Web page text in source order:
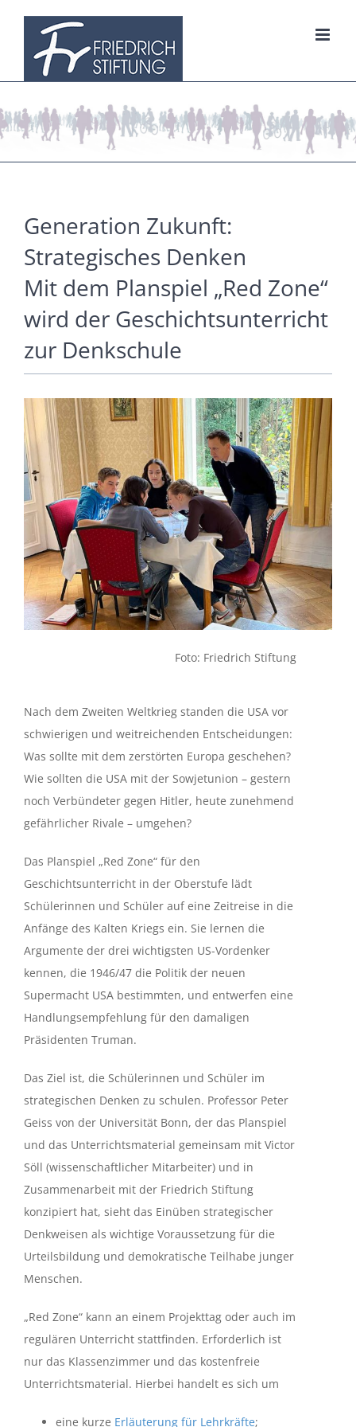
springen
Generation Zukunft:
Strategisches Denken
Mit dem Planspiel „Red Zone“
wird der Geschichtsunterricht
zur Denkschule
Foto: Friedrich Stiftung
Nach dem Zweiten Weltkrieg standen die USA vor
schwierigen und weitreichenden Entscheidungen:
Was sollte mit dem zerstörten Europa geschehen?
Wie sollten die USA mit der Sowjetunion – gestern
noch Verbündeter gegen Hitler, heute zunehmend
gefährlicher Rivale – umgehen?
Das Planspiel „Red Zone“ für den
Geschichtsunterricht in der Oberstufe lädt
Schülerinnen und Schüler auf eine Zeitreise in die
Anfänge des Kalten Kriegs ein. Sie lernen die
Argumente der drei wichtigsten US-Vordenker
kennen, die 1946/47 die Politik der neuen
Supermacht USA bestimmten, und entwerfen eine
Handlungsempfehlung für den damaligen
Präsidenten Truman.
Das Ziel ist, die Schülerinnen und Schüler im
strategischen Denken zu schulen. Professor Peter
Geiss von der Universität Bonn, der das Planspiel
und das Unterrichtsmaterial gemeinsam mit Victor
Söll (wissenschaftlicher Mitarbeiter) und in
Zusammenarbeit mit der Friedrich Stiftung
konzipiert hat, sieht das Einüben strategischer
Denkweisen als wichtige Voraussetzung für die
Urteilsbildung und demokratische Teilhabe junger
Menschen.
„Red Zone“ kann an einem Projekttag oder auch im
regulären Unterricht stattfinden. Erforderlich ist
nur das Klassenzimmer und das kostenfreie
Unterrichtsmaterial. Hierbei handelt es sich um
eine kurze Erläuterung für Lehrkräfte;